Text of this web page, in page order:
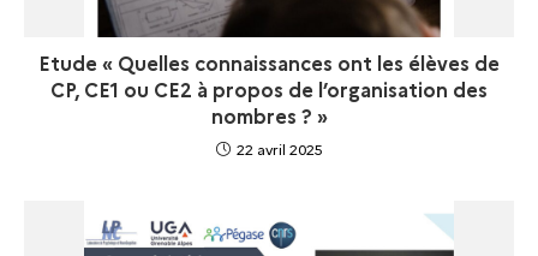
Etude « Quelles connaissances ont les élèves de
CP, CE1 ou CE2 à propos de l’organisation des
nombres ? »
22 avril 2025